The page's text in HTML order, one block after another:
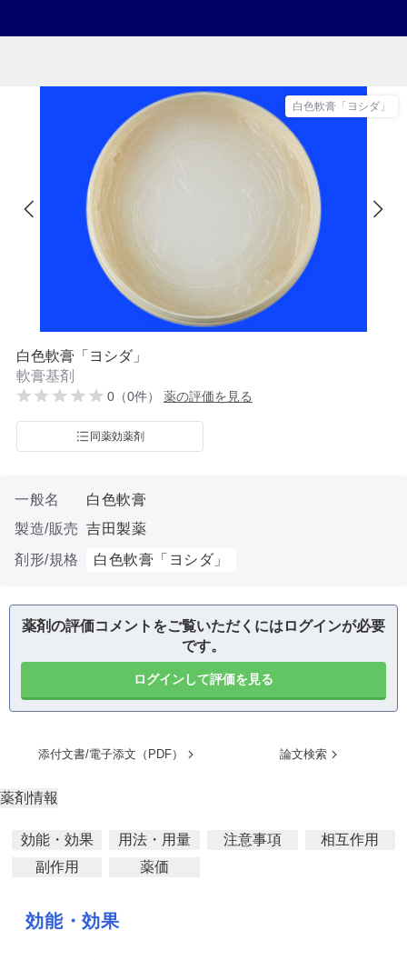
白色軟膏「ヨシダ」
白色軟膏「ヨシダ」
軟膏基剤
0（0件） 薬の評価を見る
同薬効薬剤
一般名
白色軟膏
製造/販売 吉田製薬
剤形/規格
白色軟膏「ヨシダ」
薬剤の評価コメントをご覧いただくにはログインが必要
です。
ログインして評価を見る
添付文書/電子添文（PDF） 論文検索
薬剤情報
効能・効果 用法・用量 注意事項
相互作用
副作用
薬価
効能・効果